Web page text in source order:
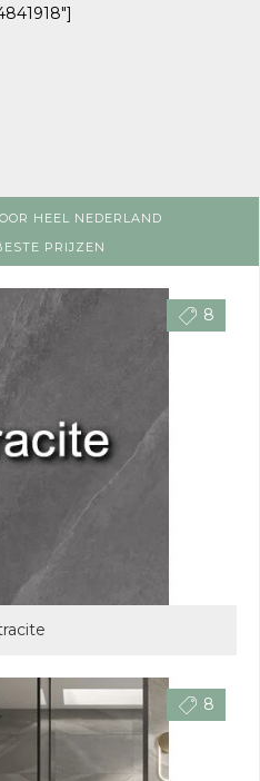
HEEL NEDERLAND
PRIJZEN
8
8